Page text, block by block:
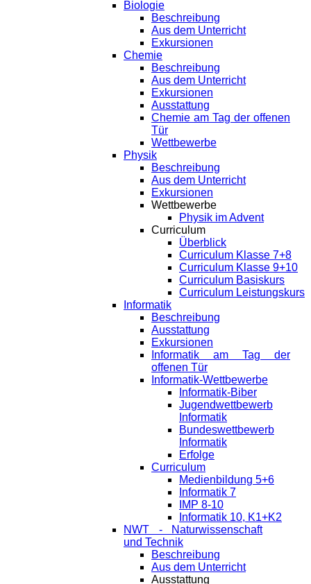
Biologie
Beschreibung
Aus dem Unterricht
Exkursionen
Chemie
Beschreibung
Aus dem Unterricht
Exkursionen
Ausstattung
Chemie am Tag der offenen
Tür
Wettbewerbe
Physik
Beschreibung
Aus dem Unterricht
Exkursionen
Wettbewerbe
Physik im Advent
Curriculum
Überblick
Curriculum Klasse 7+8
Curriculum Klasse 9+10
Curriculum Basiskurs
Curriculum Leistungskurs
Informatik
Beschreibung
Ausstattung
Exkursionen
Informatik am Tag der
offenen Tür
Informatik-Wettbewerbe
Informatik-Biber
Jugendwettbewerb
Informatik
Bundeswettbewerb
Informatik
Erfolge
Curriculum
Medienbildung 5+6
Informatik 7
IMP 8-10
Informatik 10, K1+K2
NWT - Naturwissenschaft
und Technik
Beschreibung
Aus dem Unterricht
Ausstattung